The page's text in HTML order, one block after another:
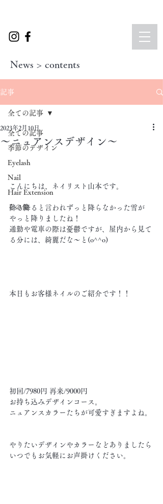
News > contents
記事
全ての記事
季節のデザイン
Eyelash
Nail
Hair Extension
その他
全ての記事
〜ニュアンスデザイン〜
2023年2月10日
こんにちは、ネイリスト山本です。
降る降ると言われずっと降らなかった雪が
やっと降りましたね！
通勤や電車の際は憂鬱ですが、屋内から見て
る分には、綺麗だな〜と(o^^o)
本日もお客様ネイルのご紹介です！！
初回/7980円 再来/9000円
お持ち込みデザインコース。
ニュアンスカラーたちが可愛すぎますよね。
やりたいデザインやカラーなどありましたら
いつでもお気軽にお声掛けください。